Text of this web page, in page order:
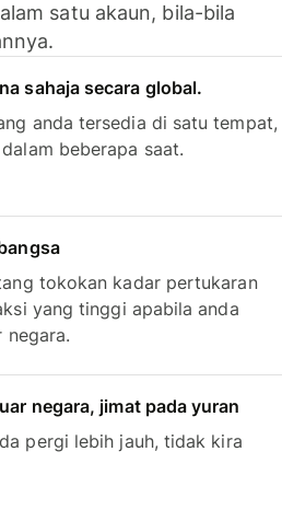
satu akaun, bila-bila
sahaja secara global.
anda tersedia di satu tempat,
beberapa saat.
tokokan kadar pertukaran
yang tinggi apabila anda
negara.
negara, jimat pada yuran
pergi lebih jauh, tidak kira